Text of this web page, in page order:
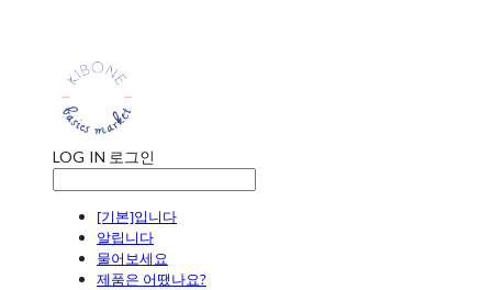
LOG IN 로그인
[기본]입니다
알립니다
물어보세요
제품은 어땠나요?